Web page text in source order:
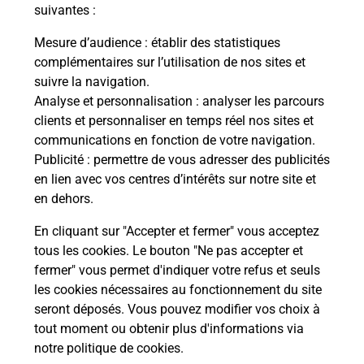
suivantes :
Mesure d’audience : établir des statistiques
complémentaires sur l’utilisation de nos sites et
suivre la navigation.
Analyse et personnalisation : analyser les parcours
clients et personnaliser en temps réel nos sites et
communications en fonction de votre navigation.
Publicité : permettre de vous adresser des publicités
en lien avec vos centres d’intérêts sur notre site et
en dehors.
En cliquant sur "Accepter et fermer" vous acceptez
tous les cookies. Le bouton "Ne pas accepter et
fermer" vous permet d'indiquer votre refus et seuls
les cookies nécessaires au fonctionnement du site
seront déposés. Vous pouvez modifier vos choix à
tout moment ou obtenir plus d'informations via
notre politique de cookies.
En savoir plus
En savoir plus
Imprimer des documents
Vous cherchez à faire des impressions à LIMOURS
(91470) ? Retrouvez une imprimante dans votre
bureau de Poste.
Essonne LIMOURS